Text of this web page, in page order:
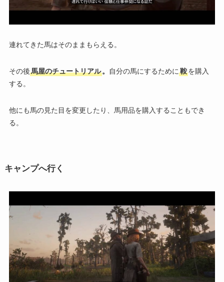
連れてきた馬はそのままもらえる。
その後馬屋のチュートリアル。 自分の馬にするために鞍を購入
する。
他にも馬の見た目を変更したり、馬用品を購入することもでき
る。
キャンプへ行く